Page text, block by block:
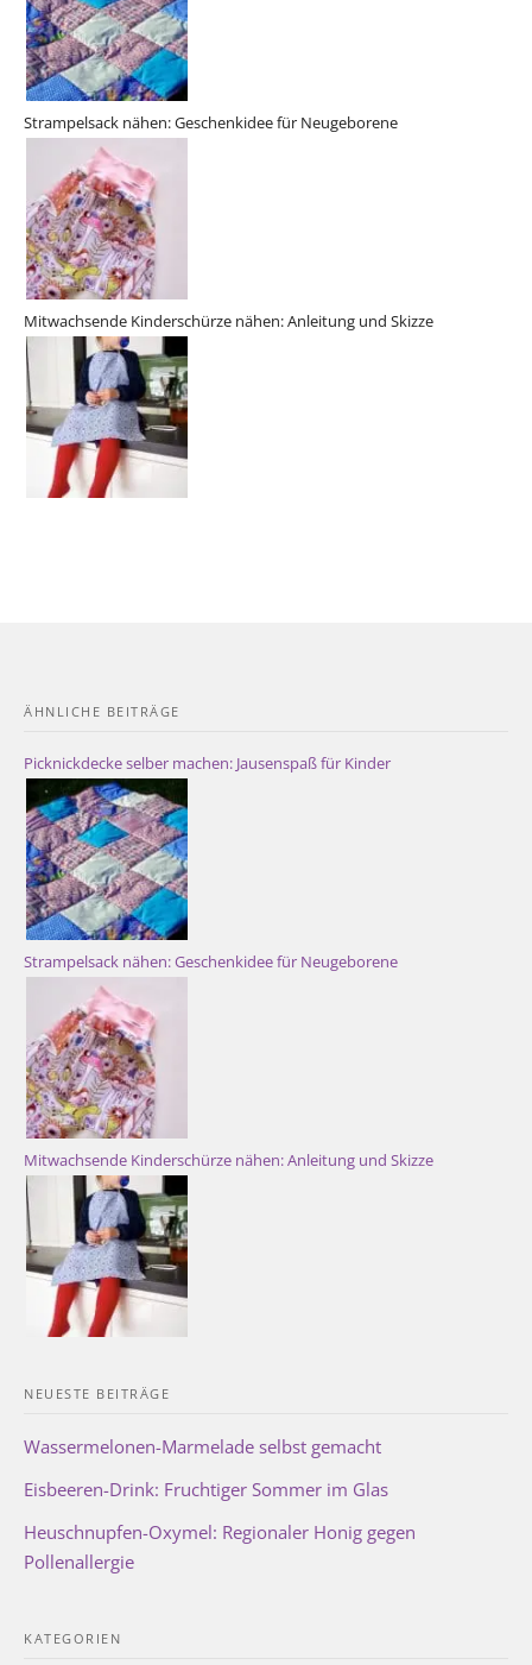
Strampelsack nähen: Geschenkidee für Neugeborene
Mitwachsende Kinderschürze nähen: Anleitung und Skizze
ÄHNLICHE BEITRÄGE
Picknickdecke selber machen: Jausenspaß für Kinder
Strampelsack nähen: Geschenkidee für Neugeborene
Mitwachsende Kinderschürze nähen: Anleitung und Skizze
NEUESTE BEITRÄGE
Wassermelonen-Marmelade selbst gemacht
Eisbeeren-Drink: Fruchtiger Sommer im Glas
Heuschnupfen-Oxymel: Regionaler Honig gegen
Pollenallergie
KATEGORIEN